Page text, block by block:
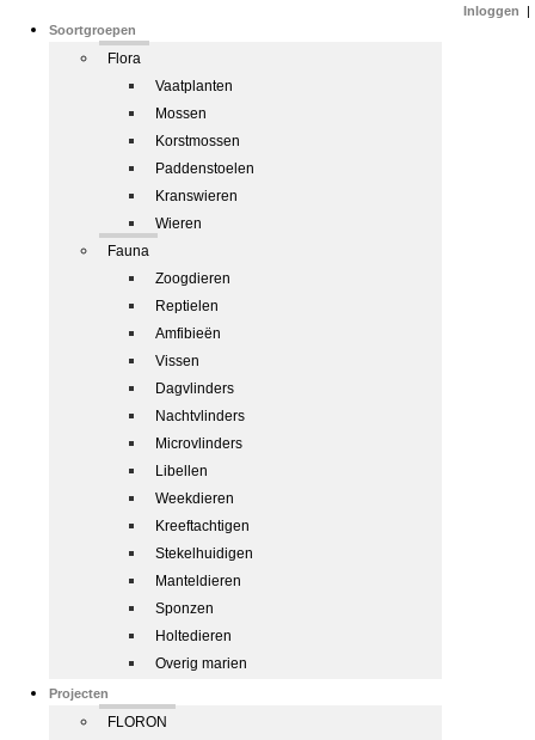
Soortgroepen
Flora
Vaatplanten
Mossen
Korstmossen
Paddenstoelen
Kranswieren
Wieren
Fauna
Zoogdieren
Reptielen
Amfibieën
Vissen
Dagvlinders
Nachtvlinders
Microvlinders
Libellen
Weekdieren
Kreeftachtigen
Stekelhuidigen
Manteldieren
Sponzen
Holtedieren
Overig marien
Projecten
FLORON
Inloggen |